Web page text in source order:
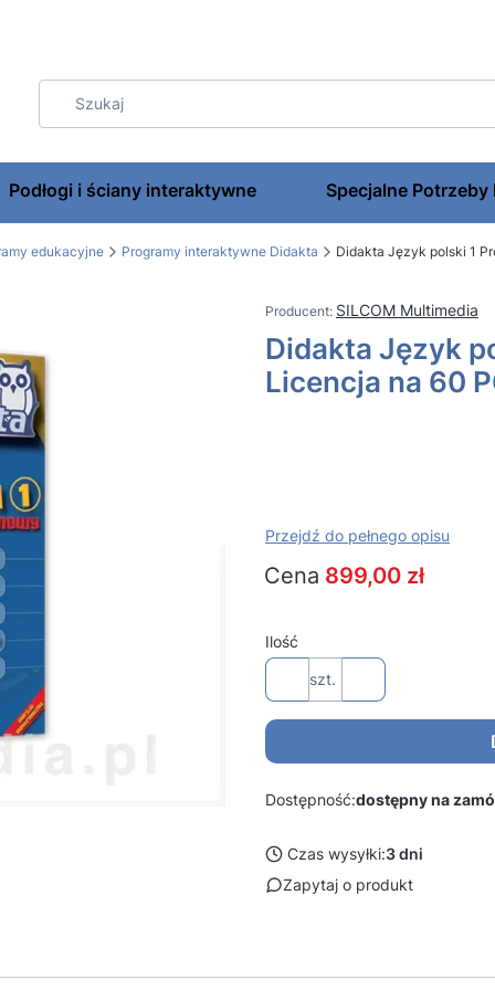
Podłogi i ściany interaktywne Specjalne Potrzeby
edukacyjne Programy interaktywne Didakta Didakta Język polski 1
SILCOM Multimedia
Didakta Język
Licencja na 60
Przejdź do pełnego opisu
Cena 899,00 zł
Ilość
szt.
Dostępność:dostępny na
Czas wysyłki:3 dni
Zapytaj o produkt